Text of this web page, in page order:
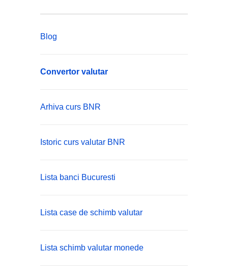
Blog
Convertor valutar
Arhiva curs BNR
Istoric curs valutar BNR
Lista banci Bucuresti
Lista case de schimb valutar
Lista schimb valutar monede